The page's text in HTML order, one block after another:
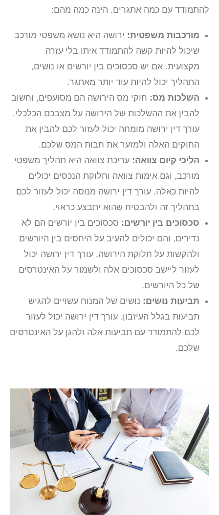
להתמודד עם כמה אתגרים. הינה כמה מהם:
מורכבות משפטית:ירושה היא נושא משפטי מורכב
שיכול להיות קשה להתמודד איתו בלי עזרה
מקצועית. אם יש סכסוכים בין יורשים או נושים,
התהליך יכול להיות עוד יותר מאתגר.
השלכות מס:חוקי מס הירושה הם מסועפים, וחשוב
להבין את ההשלכות של הירושה על מצבכם הכלכלי.
עורך דין ירושה מומחה יכול לעזור לכם להבין את
החוקים האלה ולמזער את חבות המס שלכם.
הליכי קיום צוואה:עריכת צוואה היא תהליך משפטי
מורכב, וגם אימות צוואה וחלוקת הנכסים יכולים
להיות כאלה. עורך דין ירושה מנוסה יכול לעזור לכם
בתהליך זה ולהבטיח שהוא יתבצע כראוי.
סכסוכים בין יורשים:סכסוכים בין יורשים הם לא
נדירים, והם יכולים להעיב על היחסים בין היורשים
ולהקשות על חלוקת הירושה. עורך דין ירושה יכול
לעזור ליישב סכסוכים אלה ולשמור על האינטרסים
של כל היורשים.
תביעות נושים:נושים של המנוח עשויים להגיש
תביעות בגלל העיזבון. עורך דין ירושה יכול לעזור
לכם להתמודד עם תביעות אלה ולהגן על האינטרסים
שלכם.